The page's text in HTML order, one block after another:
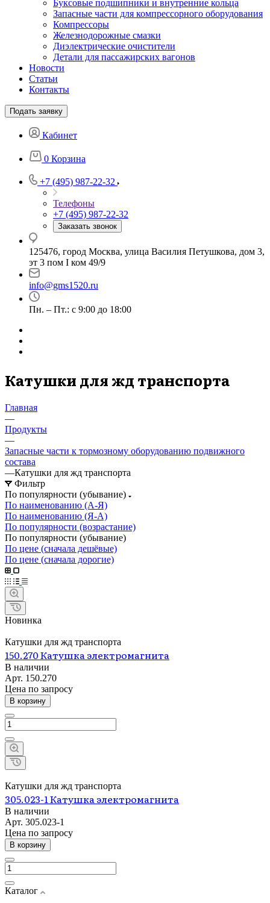
Буксовые подшипники и внутренние кольца
Запасные части для компрессорного оборудования
Компрессоры
Железнодорожные смазки
Диэлектрические очистители
Детали для пассажирских вагонов
Новости
Статьи
Контакты
Подать заявку
Кабинет
0 Корзина
+7 (495) 987-22-32
Телефоны
+7 (495) 987-22-32
Заказать звонок
125476, город Москва, улица Василия Петушкова, дом 3,
эт 3 пом I ком 49/9
info@gms1520.ru
Пн. – Пт.: с 9:00 до 18:00
Катушки для жд транспорта
Главная
—
Продукты
—
Запасные части к тормозному оборудованию подвижного
состава
—Катушки для жд транспорта
Фильтр
По популярности (убывание)
По наименованию (А-Я)
По наименованию (Я-А)
По популярности (возрастание)
По популярности (убывание)
По цене (сначала дешёвые)
По цене (сначала дорогие)
Новинка
Катушки для жд транспорта
150.270 Катушка электромагнита
В наличии
Арт. 150.270
Цена по запросу
В корзину
Катушки для жд транспорта
305.023-1 Катушка электромагнита
В наличии
Арт. 305.023-1
Цена по запросу
В корзину
Каталог